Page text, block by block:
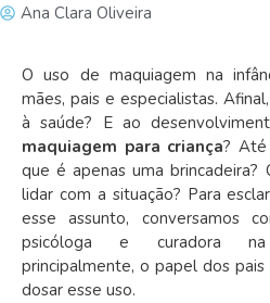
Ana Clara Oliveira
O uso de maquiagem na
mães, pais e especialistas.
à saúde? E ao
maquiagem para criança? Até
que é apenas uma brincadeira?
lidar com a situação? Para
esse assunto, conversamos
psicóloga e curadora
principalmente, o papel dos
dosar esse uso.